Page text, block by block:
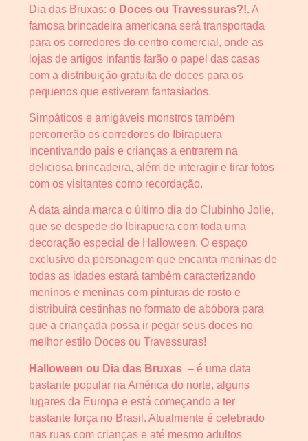
Dia das Bruxas: o Doces ou Travessuras?!.A
famosa brincadeira americana será transportada
para os corredores do centro comercial, onde as
lojas de artigos infantis farão o papel das casas
com a distribuição gratuita de doces para os
pequenos que estiverem fantasiados.
Simpáticos e amigáveis monstros também
percorrerão os corredores do Ibirapuera
incentivando pais e crianças a entrarem na
deliciosa brincadeira, além de interagir e tirar fotos
com os visitantes como recordação.
A data ainda marca o último dia do Clubinho Jolie,
que se despede do Ibirapuera com toda uma
decoração especial de Halloween. O espaço
exclusivo da personagem que encanta meninas de
todas as idades estará também caracterizando
meninos e meninas com pinturas de rosto e
distribuirá cestinhas no formato de abóbora para
que a criançada possa ir pegar seus doces no
melhor estilo Doces ou Travessuras!
Halloween ou Dia das Bruxas – é uma data
bastante popular na América do norte, alguns
lugares da Europa e está começando a ter
bastante força no Brasil. Atualmente é celebrado
nas ruas com crianças e até mesmo adultos